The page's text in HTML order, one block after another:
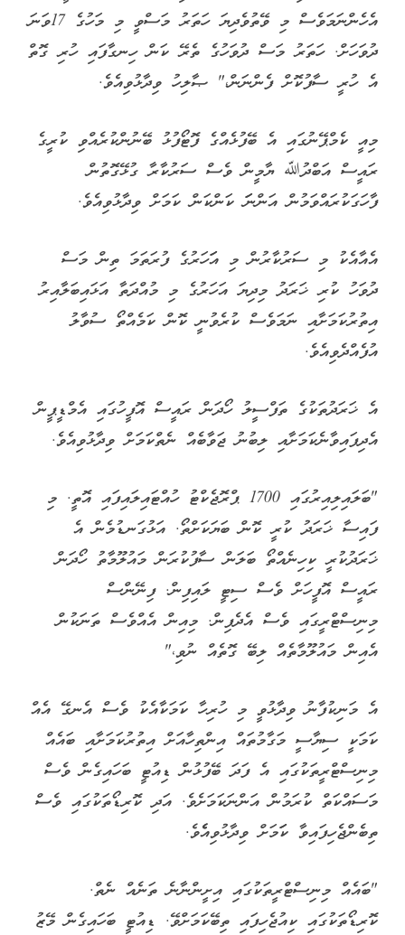
އެހެންނަމަވެސް މި ވޭތުވެދިޔަ ހަތަރު މަސްވީ މި މަހުގެ 17ވަނަ
ދުވަހަށް. ހަތަރު މަސް ދުވަހުގެ ތެރޭ ކަން ހިނގާފައި ހުރި ގޮތް
އެ ހުރީ ސާފުކޮށް ފެންނަން،" ޞާލިހު ވިދާޅުވިއެވެ.
މިއީ ކެމްޕޭނުގައި އެ ބޭފުޅެއްގެ ފޮޓޯފުޅު ބޭނުންކުރެއްވި ކުރީގެ
ރައީސް އަބްދުﷲ ޔާމީން ވެސް ސަރުކާރާ ގުޅޭގޮތުން
ފާހަގަކުރައްވަމުން އަންނަަ ކަންކަން ކަމަށް ވިދާޅުވިއެވެ.
އެއާއެކު މި ސަރުކާރުން މި އަަހަރުގެ ފުރަތަމަ ތިން މަސް
ދުވަހު ކުރި ޚަރަދު މިދިޔަ އަހަރުގެ މި މުއްދަތާ އަޅައިބަލާއިރު
އިތުރުކަމަށާއި ނަމަވެސް ކުރެވުނީ ކޮން ކަމެއްތޯ ސުވާލު
އުފެއްދެވިއެވެ.
އެ ޚަރަދުތަކުގެ ތަފްސީލު ހޯދަން ރައީސް އޮފީހުގައި އެމްޑީޕީން
އެދިފައިވާނެކަމަށާއި ލިބުނު ޖަވާބެއް ނެތްކަމަށް ވިދާޅުވިއެވެ.
"ބަލައިލިއިރުގައި 1700 ޕްރޮޖެކްޓު ހުއްޓައިލައިފައި އޮތީ. މި
ފައިސާ ޚަރަދު ކުރީ ކޮން ބަޔަކަށްތޯ. އަޅުގަނޑުމެން އެ
ޚަރަދުކުރީ ކިހިނެއްތޯ ބަލަން ސާފުކުރަން މައުލޫމާތު ހޯދަން
ރައީސް އޮފީހަށް ވެސް ސިޓީ ލައިފިން. ފިނޭންސް
މިނިސްޓްރީގައި ވެސް އެދެފިން. މިއިން އެއްވެސް ތަނަކުން
އެއިން މައުލޫމާތެއް ލިބޭ ގޮތެއް ނުވި،"
އެ މަނިކުފާނު ވިދާޅުވީ މި ހުރިހާ ކަމަކާއެކު ވެސް އެނގޭ އެއް
ކަމަކީ ސިޔާސީ މަގާމުތައް އިންތިހާއަށް އިތުރުކަމަށާއި ބައެއް
މިނިސްޓްރީތަކުގައި އެ ފަދަ ބޭފުޅުން ޑިއުޓީ ބަހައިގެން ވެސް
މަސައްކަތް ކުރަމުން އަންނަކަމަށެވެ. އަދި ކޮރިޑޯތަކުގައި ވެސް
ތިބެންޖެހިފައިވާ ކަަމަށް ވިދާޅުވިއެެވެ.
"ބައެއް މިނިސްޓްރީތަކުގައި އިށީންނާނެ ތަނެއް ނެތް.
ކޮރިޑޯތަކުގައި ކިއުޖެހިފައި ތިބޭކަމަށްވޭ. ޑިއުޓީ ބަހައިގެން މޭޒު